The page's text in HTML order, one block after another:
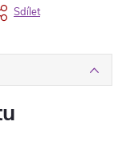
Sdílet